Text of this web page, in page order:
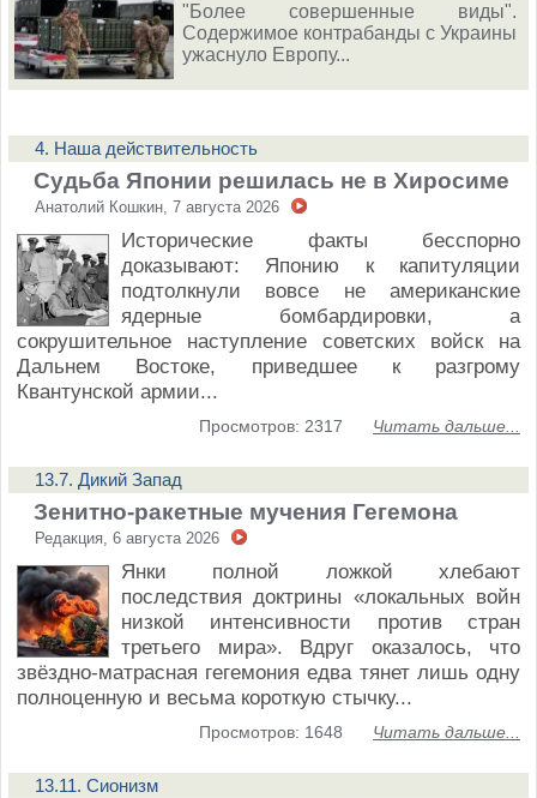
"Более совершенные виды".
Содержимое контрабанды с Украины
ужаснуло Европу...
4. Наша действительность
Судьба Японии решилась не в Хиросиме
Анатолий Кошкин, 7 августа 2026
Исторические факты бесспорно
доказывают: Японию к капитуляции
подтолкнули вовсе не американские
ядерные бомбардировки, а
сокрушительное наступление советских войск на
Дальнем Востоке, приведшее к разгрому
Квантунской армии...
Читать дальше...
Просмотров: 2317
13.7. Дикий Запад
Зенитно-ракетные мучения Гегемона
Редакция, 6 августа 2026
Янки полной ложкой хлебают
последствия доктрины «локальных войн
низкой интенсивности против стран
третьего мира». Вдруг оказалось, что
звёздно-матрасная гегемония едва тянет лишь одну
полноценную и весьма короткую стычку...
Читать дальше...
Просмотров: 1648
13.11. Сионизм